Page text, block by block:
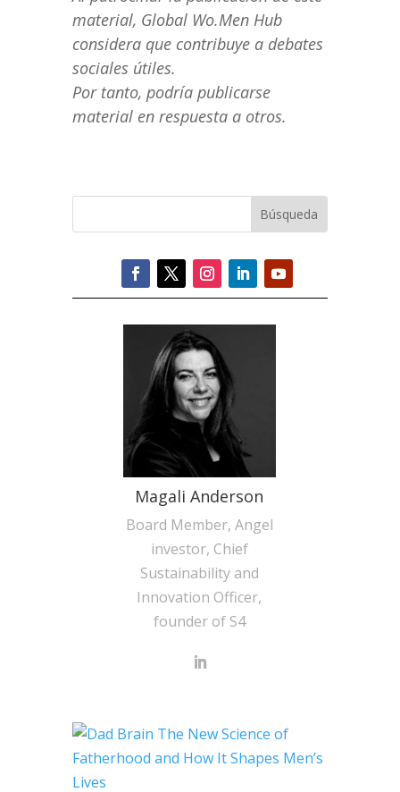
material, Global Wo.Men Hub
considera que contribuye a debates
sociales útiles.
Por tanto, podría publicarse
material en respuesta a otros.
Magali Anderson
Board Member, Angel
investor, Chief
Sustainability and
Innovation Officer,
founder of S4